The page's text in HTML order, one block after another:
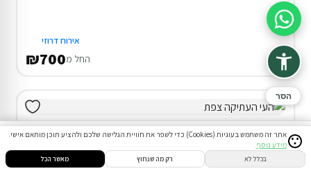
הזמנות הודעות התחבר
אירוח דרוזי
החל מ₪700
אתר זה משתמש בעוגיות (Cookies) כדי לשפר את חוויית הגלישה שלכם ולהציע תוכן מותאם אישי.
מידע נוסף
בכלל לא רק מה שנחוץ מאשר הכל
סיוע בהזמנה
הסר